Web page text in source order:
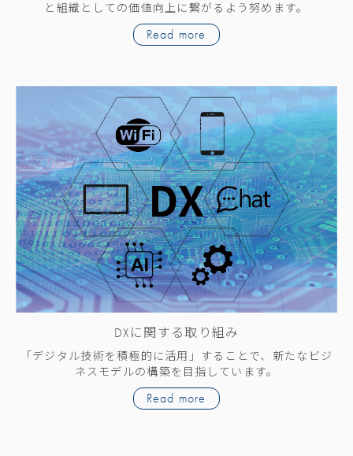
と組織としての価値向上に繋がるよう努めます。
Read more
DXに関する取り組み
「デジタル技術を積極的に活用」することで、新たなビジ
ネスモデルの構築を目指しています。
Read more